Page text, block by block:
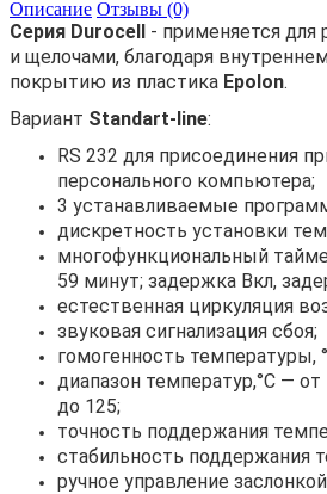
Описание Отзывы (0)
Серия Durocell - применяется для
и щелочами, благодаря
покрытию из пластика Epolon.
Вариант Standart-line:
RS 232 для присоединения
персонального компьютера;
3 устанавливаемые
дискретность установки
многофункциональный
59 минут; задержка Вкл,
естественная циркуляция
звуковая сигнализация сбоя;
гомогенность температуры,
диапазон температур,°С —
до 125;
точность поддержания
стабильность поддержания
ручное управление